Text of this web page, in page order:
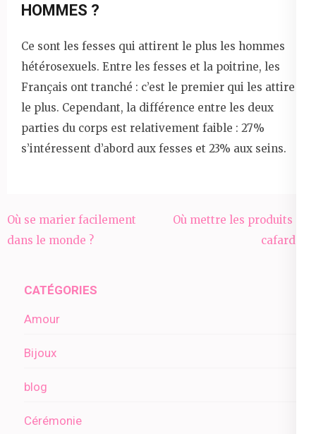
HOMMES ?
Ce sont les fesses qui attirent le plus les hommes
hétérosexuels. Entre les fesses et la poitrine, les
Français ont tranché : c’est le premier qui les attire
le plus. Cependant, la différence entre les deux
parties du corps est relativement faible : 27%
s’intéressent d’abord aux fesses et 23% aux seins.
Navigation
de
Où se marier facilement
dans le monde ?
Où mettre les produits de
cafards ?
CATÉGORIES
Amour
Bijoux
blog
Cérémonie